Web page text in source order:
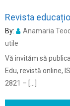
Revista
By: Anamaria
utile
Vă invităm să
Edu, revistă online,
2821 – […]